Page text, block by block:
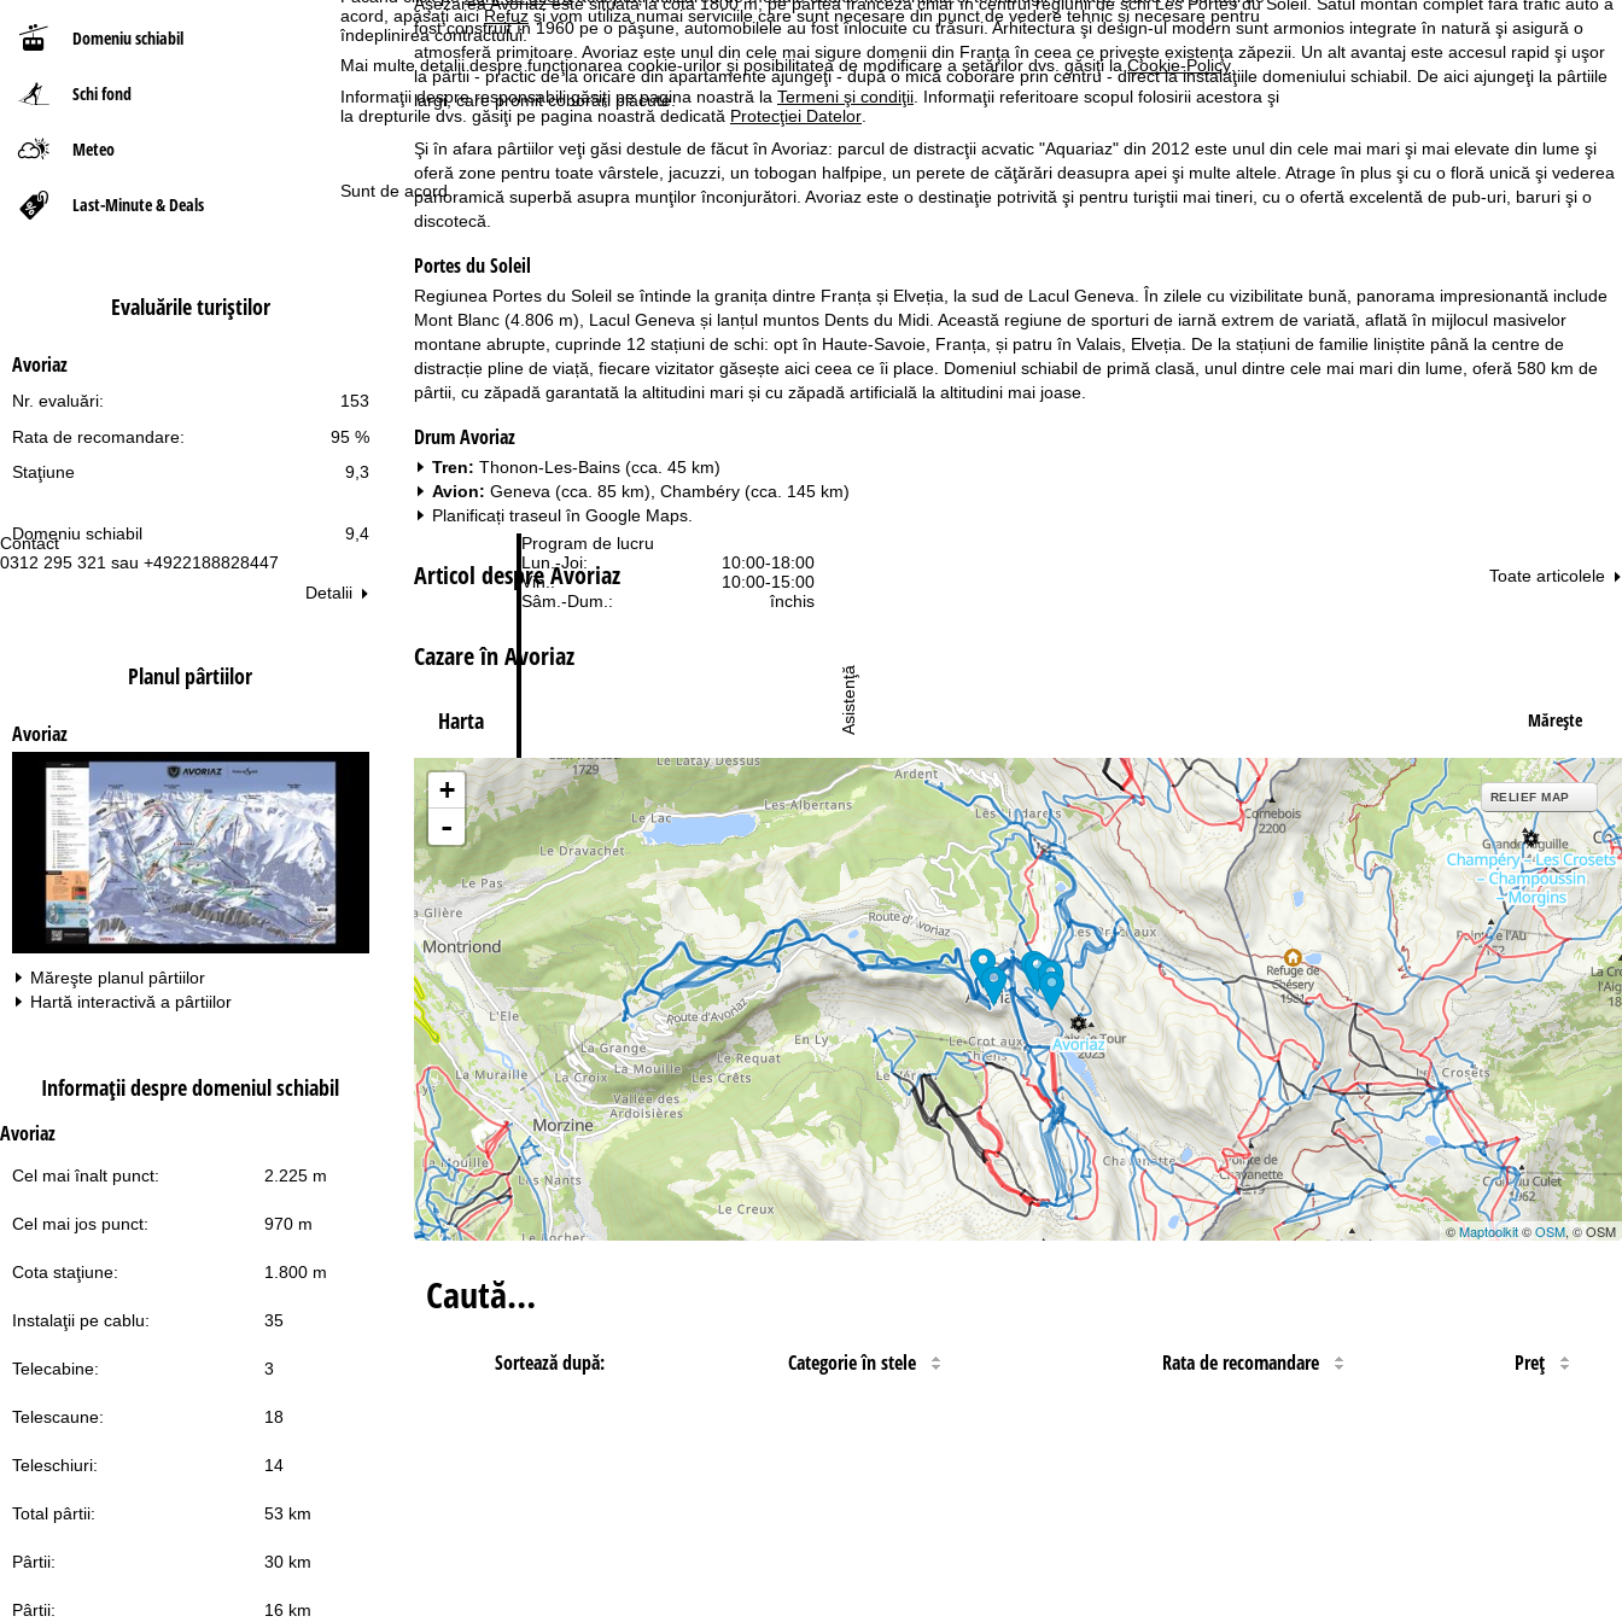
acord, apăsaţi aiciRefuzși vom utiliza numai serviciile care sunt necesare din punct de vedere tehnic și necesare pentru
îndeplinirea contractului.
Mai multe detalii despre funcţionarea cookie-urilor şi posibilitatea de modificare a setărilor dvs. găsiţi la Cookie-Policy
Informaţii despre responsabili găsiţi pe pagina noastră la Termeni şi condiţii . Informaţii referitoare scopul folosirii acestora şi
la drepturile dvs. găsiţi pe pagina noastră dedicată Protecţiei Datelor
Sunt de acord
Contact
0312 295 321 sau +4922188828447
Program de lucru
Lun.-Joi:
10:00-18:00
Vin.:
10:00-15:00
Sâm.-Dum.:
închis
Contact
Asistenţă
Domeniu schiabil
Schi fond
Meteo
Last-Minute & Deals
Evaluările turiştilor
Avoriaz
153
Nr. evaluări:
95 %
Rata de recomandare:
Staţiune
9,3
Domeniu schiabil 9,4
Detalii
Planul pârtiilor
Avoriaz
Măreşte planul pârtiilor
Hartă interactivă a pârtiilor
Informaţii despre domeniul schiabil
Avoriaz
Cel mai înalt punct: 2.225 m
Cel mai jos punct: 970 m
Cota staţiune: 1.800 m
Instalaţii pe cablu: 35
Telecabine: 3
Telescaune: 18
Teleschiuri: 14
Total pârtii: 53 km
Pârtii: 30 km
Pârtii: 16 km
ă
fost construit în 1960 pe o păşune, automobilele au fost înlocuite cu trăsuri. Arhitectura şi design-ul modern sunt armonios integrate în natură şi asigură o
atmosferă primitoare. Avoriaz este unul din cele mai sigure domenii din Franţa în ceea ce priveşte existenţa zăpezii. Un alt avantaj este accesul rapid şi uşor
la pârtii - practic de la oricare din apartamente ajungeţi - după o mică coborâre prin centru - direct la instalaţiile domeniului schiabil. De aici ajungeţi la pârtiile
largi, care promit coborâri plăcute.
Şi în afara pârtiilor veţi găsi destule de făcut în Avoriaz: parcul de distracţii acvatic "Aquariaz" din 2012 este unul din cele mai mari şi mai elevate din lume şi
oferă zone pentru toate vârstele, jacuzzi, un tobogan halfpipe, un perete de căţărări deasupra apei şi multe altele. Atrage în plus şi cu o floră unică şi vederea
panoramică superbă asupra munţilor înconjurători. Avoriaz este o destinaţie potrivită şi pentru turiştii mai tineri, cu o ofertă excelentă de pub-uri, baruri şi o
discotecă.
Portes du Soleil
Regiunea Portes du Soleil se întinde la granița dintre Franța și Elveția, la sud de Lacul Geneva. În zilele cu vizibilitate bună, panorama impresionantă include
Mont Blanc (4.806 m), Lacul Geneva și lanțul muntos Dents du Midi. Această regiune de sporturi de iarnă extrem de variată, aflată în mijlocul masivelor
montane abrupte, cuprinde 12 stațiuni de schi: opt în Haute-Savoie, Franța, și patru în Valais, Elveția. De la stațiuni de familie liniștite până la centre de
distracție pline de viață, fiecare vizitator găsește aici ceea ce îi place. Domeniul schiabil de primă clasă, unul dintre cele mai mari din lume, oferă 580 km de
pârtii, cu zăpadă garantată la altitudini mari și cu zăpadă artificială la altitudini mai joase.
Drum Avoriaz
Tren: Thonon-Les-Bains (cca. 45 km)
Avion: Geneva (cca. 85 km), Chambéry (cca. 145 km)
Planificați traseul în Google Maps.
Articol despre Avoriaz Toate articolele
Cazare în Avoriaz
Harta Măreşte
+
-
RELIEF MAP
©Maptoolkit©OSM, © OSM
Caută…
Sortează după: Categorie în stele Rata de recomandare Preţ